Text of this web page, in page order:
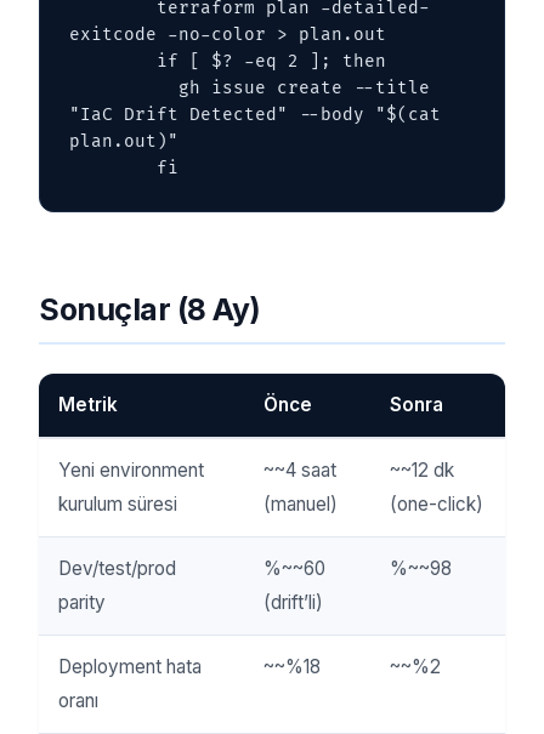
exitcode -no-color > plan.out
"IaC Drift Detected" --body "$(cat
plan.out)"
        fi
Sonuçlar (8 Ay)
Metrik Önce Sonra
Yeni environment
kurulum süresi
~~4 saat
(manuel)
~~12 dk
(one-click)
Dev/test/prod
parity
%~~60
(drift’li)
%~~98
Deployment hata
oranı
~~%18 ~~%2